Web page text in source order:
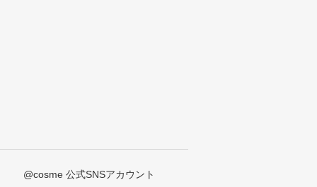
@cosme 公式SNSアカウント